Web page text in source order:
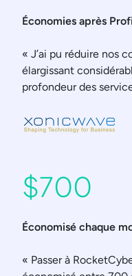
Économies après
« J’ai pu réduire nos
élargissant
profondeur des
$700
Économisé chaque
« Passer à